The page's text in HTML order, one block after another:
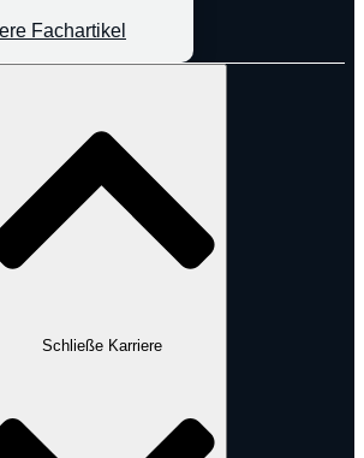
Fachartikel
Schließe Karriere